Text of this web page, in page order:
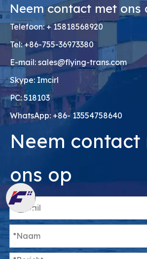
Neem contact met ons
Telefoon: + 15818568920
Tel: +86-755-36973380
E-mail: sales@flying-trans.com
Skype: Imcirl
PC: 518103
WhatsApp: +86- 13554758640
Neem contact
ons op